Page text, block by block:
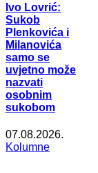
Ivo Lovrić:
Sukob
Plenkovića i
Milanovića
samo se
uvjetno može
nazvati
osobnim
sukobom
07.08.2026.
Kolumne